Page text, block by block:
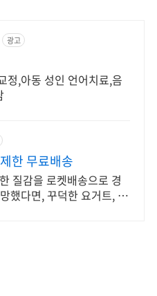
광고
정,아동 성인 언어치료,음
한 무료배송
질감을 로켓배송으로 경
했다면, 꾸덕한 요거트, 만